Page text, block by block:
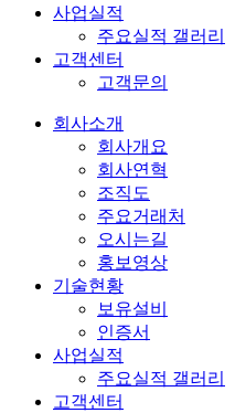
사업실적
주요실적 갤러리
고객센터
고객문의
회사소개
회사개요
회사연혁
조직도
주요거래처
오시는길
홍보영상
기술현황
보유설비
인증서
사업실적
주요실적 갤러리
고객센터